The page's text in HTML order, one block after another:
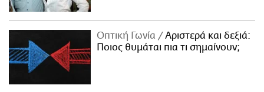
Οπτική Γωνία
Αριστερά και δεξιά:
Ποιος θυμάται πια τι σημαίνουν;